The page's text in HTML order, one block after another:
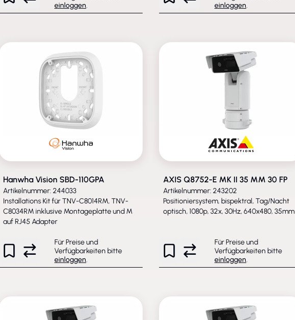
einloggen.
einloggen.
Hanwha Vision SBD-110GPA
Artikelnummer: 244033
Installations Kit für TNV-C8014RM, TNV-
C8034RM inklusive Montageplatte und M
auf RJ45 Adapter
Für Preise und
Verfügbarkeiten bitte
einloggen.
AXIS Q8752-E MK II 35 MM 30 FP
Artikelnummer: 243202
Positioniersystem, bispektral, Tag/Nacht
optisch, 1080p, 32x, 30Hz, 640x480, 35mm
Für Preise und
Verfügbarkeiten bitte
einloggen.